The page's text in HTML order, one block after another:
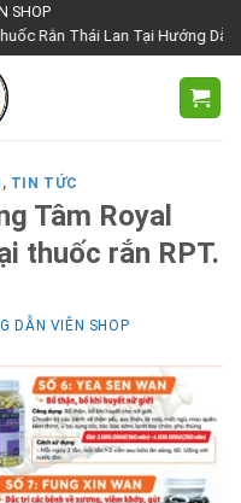
SHOP
Dẫn Viên Shop | Với Giá
, TIN TỨC
Tâm Royal
thuốc rắn RPT.
DẪN VIÊN SHOP